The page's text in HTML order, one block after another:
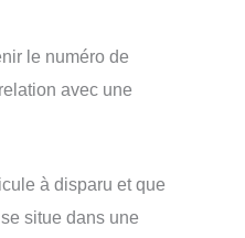
le numéro de
avec une
à disparu et que
situe dans une